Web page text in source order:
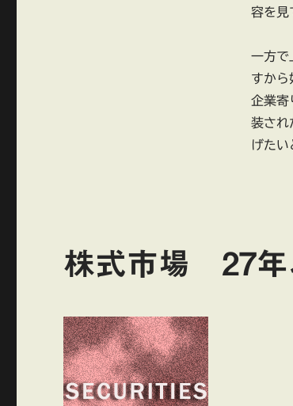
容を見
一方で
すから
企業寄
装され
げたい
株式市場 27年